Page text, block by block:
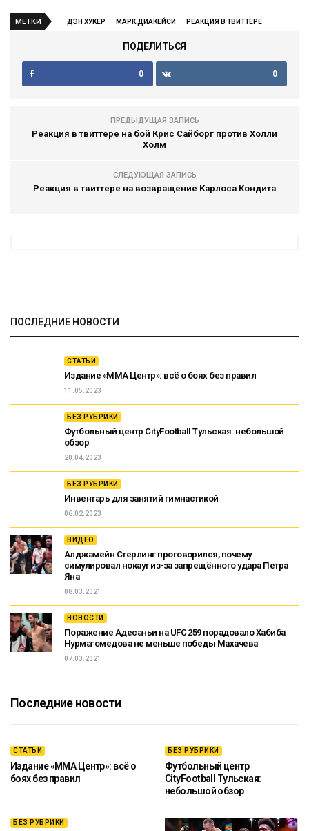
МЕТКИ ДЭН ХУКЕР МАРК ДИАКЕЙСИ РЕАКЦИЯ В ТВИТТЕРЕ
ПОДЕЛИТЬСЯ
0 0
ПРЕДЫДУЩАЯ ЗАПИСЬ
Реакция в твиттере на бой Крис Сайборг против Холли
Холм
СЛЕДУЮЩАЯ ЗАПИСЬ
Реакция в твиттере на возвращение Карлоса Кондита
ПОСЛЕДНИЕ НОВОСТИ
СТАТЬИ
Издание «ММА Центр»: всё о боях без правил
11.05.2023
БЕЗ РУБРИКИ
Футбольный центр CityFootball Тульская: небольшой
обзор
20.04.2023
БЕЗ РУБРИКИ
Инвентарь для занятий гимнастикой
06.02.2023
ВИДЕО
Алджамейн Стерлинг проговорился, почему
симулировал нокаут из-за запрещённого удара Петра
Яна
08.03.2021
НОВОСТИ
Поражение Адесаньи на UFC 259 порадовало Хабиба
Нурмагомедова не меньше победы Махачева
07.03.2021
Последние новости
СТАТЬИ
Издание «ММА Центр»: всё о
боях без правил
БЕЗ РУБРИКИ
Футбольный центр
CityFootball Тульская:
небольшой обзор
БЕЗ РУБРИКИ